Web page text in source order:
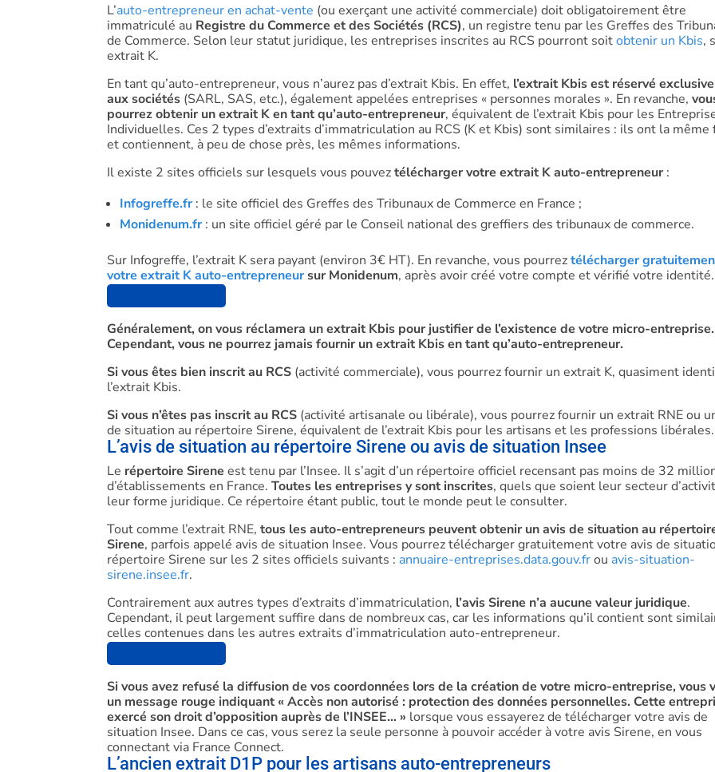
L’auto-entrepreneur en achat-vente (ou exerçant une activité commerciale) doit obligatoirement être
immatriculé au Registre du Commerce et des Sociétés (RCS), un registre tenu par les Greffes des
de Commerce. Selon leur statut juridique, les entreprises inscrites au RCS pourront soitobtenir un Kbis,
extrait K.
En tant qu’auto-entrepreneur, vous n’aurez pas d’extrait Kbis. En effet, l’extrait Kbis est réservé
aux sociétés (SARL, SAS, etc.), également appelées entreprises « personnes morales ». En revanche,
pourrez obtenir un extrait K en tant qu’auto-entrepreneur, équivalent de l’extrait Kbis pour les
Individuelles. Ces 2 types d’extraits d’immatriculation au RCS (K et Kbis) sont similaires : ils ont la même
et contiennent, à peu de chose près, les mêmes informations.
Il existe 2 sites officiels sur lesquels vous pouveztélécharger votre extrait K auto-entrepreneur :
Infogreffe.fr : le site officiel des Greffes des Tribunaux de Commerce en France ;
Monidenum.fr : un site officiel géré par le Conseil national des greffiers des tribunaux de commerce.
Sur Infogreffe, l’extrait K sera payant (environ 3€ HT). En revanche, vous pourrez télécharger
votre extrait K auto-entrepreneursur Monidenum, après avoir créé votre compte et vérifié votre identité.
Généralement, on vous réclamera un extrait Kbis pour justifier de l’existence de votre micro-entreprise.
Cependant, vous ne pourrez jamais fournir un extrait Kbis en tant qu’auto-entrepreneur.
Si vous êtes bien inscrit au RCS (activité commerciale), vous pourrez fournir un extrait K, quasiment
l’extrait Kbis.
Si vous n’êtes pas inscrit au RCS (activité artisanale ou libérale), vous pourrez fournir un extrait RNE ou
de situation au répertoire Sirene, équivalent de l’extrait Kbis pour les artisans et les professions libérales.
L’avis de situation au répertoire Sirene ou avis de situation Insee
Le répertoire Sirene est tenu par l’Insee. Il s’agit d’un répertoire officiel recensant pas moins de 32
d’établissements en France.Toutes les entreprises y sont inscrites, quels que soient leur secteur
leur forme juridique. Ce répertoire étant public, tout le monde peut le consulter.
Tout comme l’extrait RNE,tous les auto-entrepreneurs peuvent obtenir un avis de situation au
Sirene, parfois appelé avis de situation Insee. Vous pourrez télécharger gratuitement votre avis de
répertoire Sirene sur les 2 sites officiels suivants : annuaire-entreprises.data.gouv.frou avis-situation-
sirene.insee.fr.
Contrairement aux autres types d’extraits d’immatriculation, l’avis Sirene n’a aucune valeur juridique.
Cependant, il peut largement suffire dans de nombreux cas, car les informations qu’il contient sont
celles contenues dans les autres extraits d’immatriculation auto-entrepreneur.
Si vous avez refusé la diffusion de vos coordonnées lors de la création de votre micro-entreprise, vous
un message rouge indiquant « Accès non autorisé : protection des données personnelles. Cette
exercé son droit d’opposition auprès de l’INSEE… » lorsque vous essayerez de télécharger votre avis de
situation Insee. Dans ce cas, vous serez la seule personne à pouvoir accéder à votre avis Sirene, en vous
connectant via France Connect.
L’ancien extrait D1P pour les artisans auto-entrepreneurs